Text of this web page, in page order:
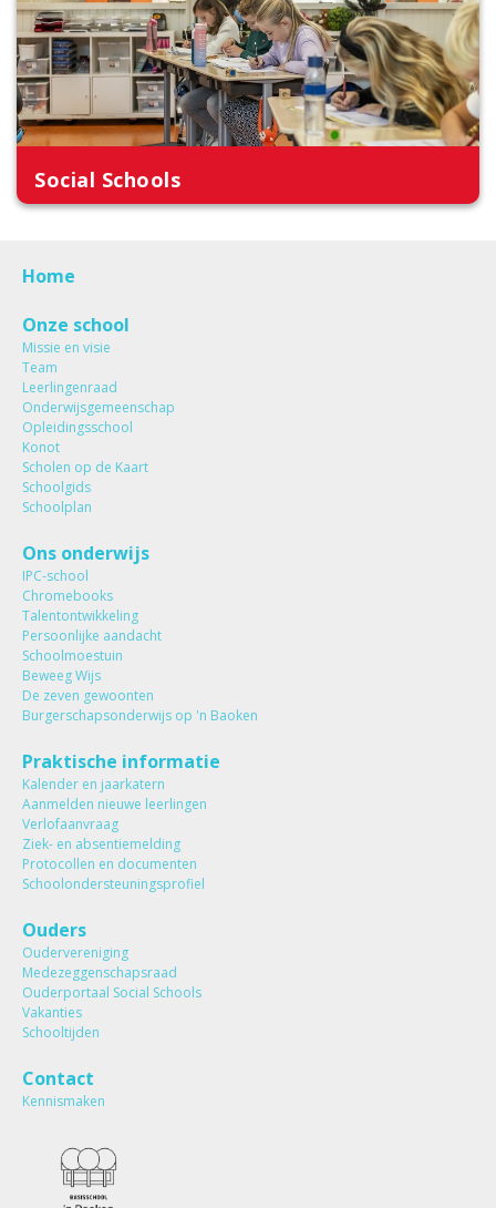
Social Schools
Home
Onze school
Missie en visie
Team
Leerlingenraad
Onderwijsgemeenschap
Opleidingsschool
Konot
Scholen op de Kaart
Schoolgids
Schoolplan
Ons onderwijs
IPC-school
Chromebooks
Talentontwikkeling
Persoonlijke aandacht
Schoolmoestuin
Beweeg Wijs
De zeven gewoonten
Burgerschapsonderwijs op 'n Baoken
Praktische informatie
Kalender en jaarkatern
Aanmelden nieuwe leerlingen
Verlofaanvraag
Ziek- en absentiemelding
Protocollen en documenten
Schoolondersteuningsprofiel
Ouders
Oudervereniging
Medezeggenschapsraad
Ouderportaal Social Schools
Vakanties
Schooltijden
Contact
Kennismaken